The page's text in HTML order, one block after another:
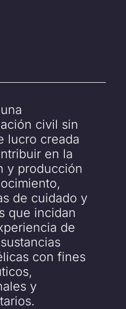
civil sin
lucro creada
en la
y producción
de cuidado y
que incidan
de
con fines
y